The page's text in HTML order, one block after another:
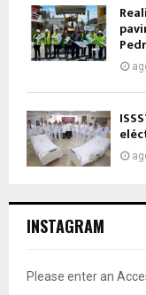
INSTAGRAM
Please enter an